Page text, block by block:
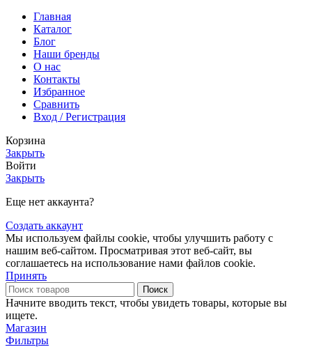
Главная
Каталог
Блог
Наши бренды
О нас
Контакты
Избранное
Сравнить
Вход / Регистрация
Корзина
Закрыть
Войти
Закрыть
Еще нет аккаунта?
Создать аккаунт
Мы используем файлы cookie, чтобы улучшить работу с
нашим веб-сайтом. Просматривая этот веб-сайт, вы
соглашаетесь на использование нами файлов cookie.
Принять
Поиск
Начните вводить текст, чтобы увидеть товары, которые вы
ищете.
Магазин
Фильтры